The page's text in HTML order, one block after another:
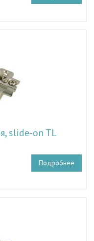
slide-on TL
Подробнее